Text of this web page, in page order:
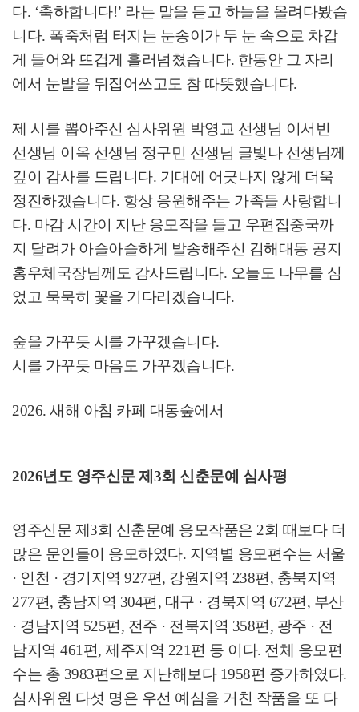
다. ‘축하합니다!’ 라는 말을 듣고 하늘을 올려다봤습
니다. 폭죽처럼 터지는 눈송이가 두 눈 속으로 차갑
게 들어와 뜨겁게 흘러넘쳤습니다. 한동안 그 자리
에서 눈발을 뒤집어쓰고도 참 따뜻했습니다.
제 시를 뽑아주신 심사위원 박영교 선생님 이서빈
선생님 이옥 선생님 정구민 선생님 글빛나 선생님께
깊이 감사를 드립니다. 기대에 어긋나지 않게 더욱
정진하겠습니다. 항상 응원해주는 가족들 사랑합니
다. 마감 시간이 지난 응모작을 들고 우편집중국까
지 달려가 아슬아슬하게 발송해주신 김해대동 공지
홍우체국장님께도 감사드립니다. 오늘도 나무를 심
었고 묵묵히 꽃을 기다리겠습니다.
숲을 가꾸듯 시를 가꾸겠습니다.
시를 가꾸듯 마음도 가꾸겠습니다.
2026. 새해 아침 카페 대동숲에서
2026년도 영주신문 제 3회 신춘문예 심사평
영주신문 제3회 신춘문예 응모작품은 2회 때보다 더
많은 문인들이 응모하였다. 지역별 응모편수는 서울
· 인천 · 경기지역 927편, 강원지역 238편, 충북지역
277편, 충남지역 304편, 대구 · 경북지역 672편, 부산
· 경남지역 525편, 전주 · 전북지역 358편, 광주 · 전
남지역 461 편, 제주지역 221편 등 이다. 전체 응모편
수는 총 3983편으로 지난해보다 1958편 증가하였다.
심사위원 다섯 명은 우선 예심을 거친 작품을 또 다